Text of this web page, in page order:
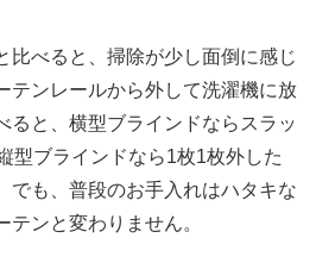
比べると、掃除が少し面倒に感じ
テンレールから外して洗濯機に放
ると、横型ブラインドならスラッ
型ブラインドなら1枚1枚外した
でも、普段のお手入れはハタキな
テンと変わりません。